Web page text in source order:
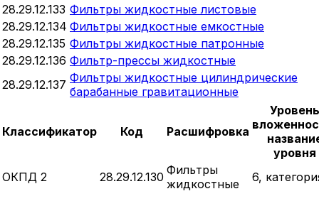
28.29.12.133 Фильтры жидкостные листовые
28.29.12.134 Фильтры жидкостные емкостные
28.29.12.135 Фильтры жидкостные патронные
28.29.12.136 Фильтр-прессы жидкостные
28.29.12.137 Фильтры жидкостные цилиндрические
барабанные гравитационные
Классификатор Код Расшифровка
Уровень
уровня
ОКПД 2
28.29.12.130 Фильтры
жидкостные
6,